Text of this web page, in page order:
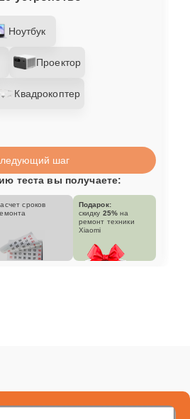
Ноутбук
Проектор
Квадрокоптер
шаг
теста вы получаете:
сроков
Подарок:
скидку 25% на
ремонт техники
Xiaomi